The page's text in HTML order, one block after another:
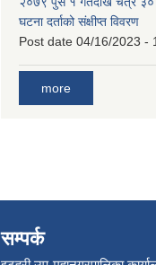
घटना दर्ताको संक्षीप्त विवरण
Post date 04/16/2023 -
more
सम्पर्क